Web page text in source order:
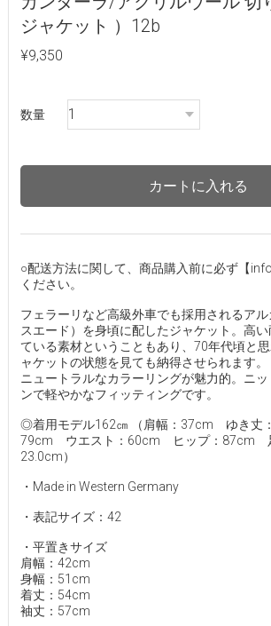
ジャケット ）12b
¥9,350
数量
カートに入れる
○配送方法に関して、商品購入前に必ず【
ください。
フェラーリなど高級外車でも採用されるア
スエード）を身頃に配したジャケット。高
ている素材ということもあり、70年代頃と
ャケットの状態を見ても納得させられます。
ニュートラルなカラーリングが魅力的。ニ
ンで軽やかなフィッティングです。
◎着用モデル162㎝ （肩幅：37cm ゆき丈
79cm ウエスト：60cm ヒップ：87cm
23.0cm）
・Made in Western Germany
・表記サイズ：42
・平置きサイズ
肩幅：42cm
身幅：51cm
着丈：54cm
袖丈：57cm